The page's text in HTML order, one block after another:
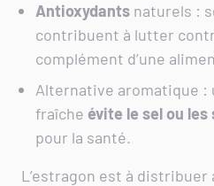
Antioxydants naturels :
contribuent à lutter
complément d’une
Alternative aromatique :
fraîche évite le sel ou les
pour la santé.
L’estragon est à